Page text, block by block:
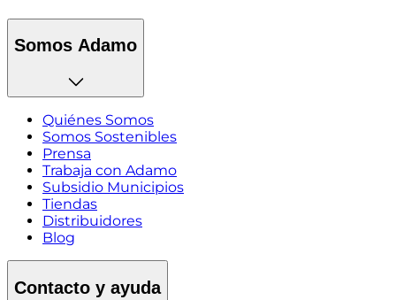
Somos Adamo
Quiénes Somos
Somos Sostenibles
Prensa
Trabaja con Adamo
Subsidio Municipios
Tiendas
Distribuidores
Blog
Contacto y ayuda